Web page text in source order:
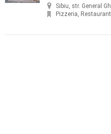
Sibiu, str. General
Pizzeria, Restaurant